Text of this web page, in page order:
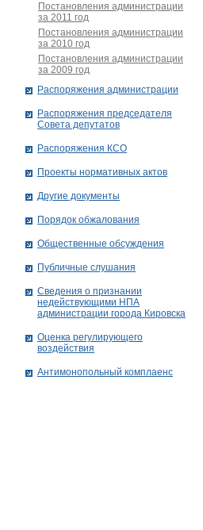
Постановления администрации
за 2011 год
Постановления администрации
за 2010 год
Постановления администрации
за 2009 год
Распоряжения администрации
Распоряжения председателя
Совета депутатов
Распоряжения КСО
Проекты нормативных актов
Другие документы
Порядок обжалования
Общественные обсуждения
Публичные слушания
Сведения о признании
недействующими НПА
администрации города Кировскa
Оценка регулирующего
воздействия
Антимонопольный комплаенс